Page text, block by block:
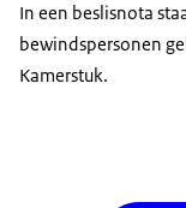
In een beslisnota
bewindspersonen
Kamerstuk.